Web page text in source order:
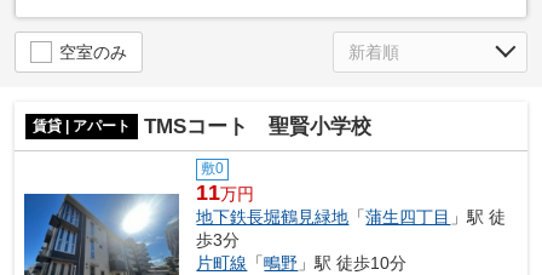
空室のみ
賃貸 | アパート TMSコート 聖賢小学校
敷0
11万円
地下鉄長堀鶴見緑地 「蒲生四丁目 」駅 徒
歩3分
片町線 「鴫野 」駅 徒歩10分